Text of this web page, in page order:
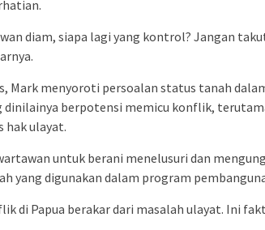
diam, siapa lagi yang kontrol? Jangan
Mark menyoroti persoalan status tanah
dinilainya berpotensi memicu konflik,
hak ulayat.
untuk berani menelusuri dan
yang digunakan dalam program
di Papua berakar dari masalah ulayat. Ini